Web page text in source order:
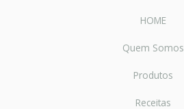
HOME
Quem Somos
Produtos
Receitas